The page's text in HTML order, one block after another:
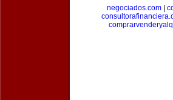
negociados.com